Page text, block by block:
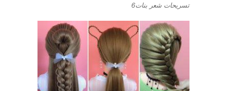
تسريحات شعر بنات6